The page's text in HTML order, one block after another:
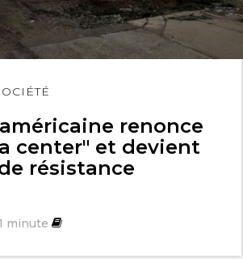
renonce
center" et devient
résistance
minute